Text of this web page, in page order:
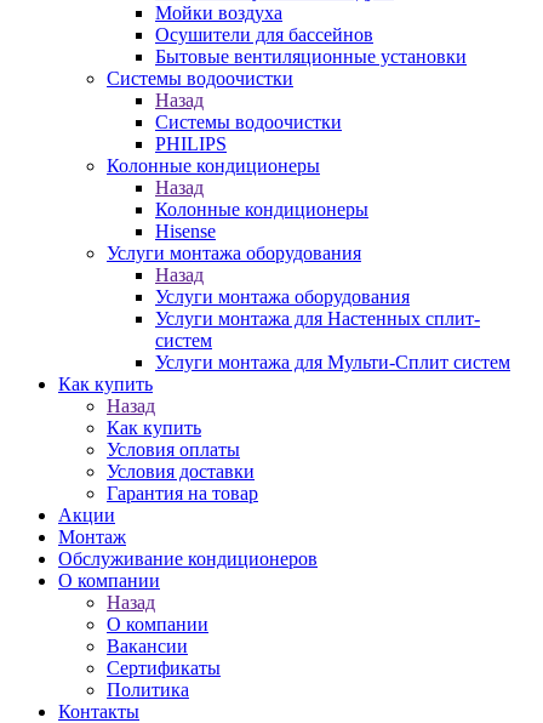
Мойки воздуха
Осушители для бассейнов
Бытовые вентиляционные установки
Системы водоочистки
Назад
Системы водоочистки
PHILIPS
Колонные кондиционеры
Назад
Колонные кондиционеры
Hisense
Услуги монтажа оборудования
Назад
Услуги монтажа оборудования
Услуги монтажа для Настенных сплит-
систем
Услуги монтажа для Мульти-Сплит систем
Как купить
Назад
Как купить
Условия оплаты
Условия доставки
Гарантия на товар
Акции
Монтаж
Обслуживание кондиционеров
О компании
Назад
О компании
Вакансии
Сертификаты
Политика
Контакты